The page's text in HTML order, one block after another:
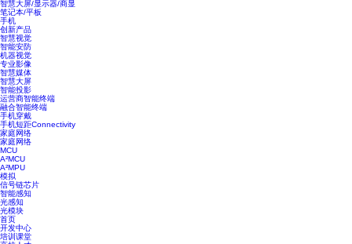
智慧大屏/显示器/商显
笔记本/平板
手机
创新产品
智慧视觉
智能安防
机器视觉
专业影像
智慧媒体
智慧大屏
智能投影
运营商智能终端
融合智能终端
手机穿戴
手机短距Connectivity
家庭网络
家庭网络
MCU
A²MCU
A²MPU
模拟
信号链芯片
智能感知
光感知
光模块
首页
开发中心
培训课堂